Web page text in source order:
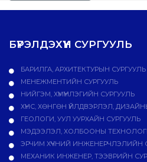
БҮРЭЛДЭХҮҮН СУРГУУЛЬ
БАРИЛГА, АРХИТЕКТУРЫН СУРГУУЛЬ
МЕНЕЖМЕНТИЙН СУРГУУЛЬ
НИЙГЭМ, ХҮМҮҮНЛЭГИЙН СУРГУУЛЬ
ХҮНС, ХӨНГӨН ҮЙЛДВЭРЛЭЛ,
ГЕОЛОГИ, УУЛ УУРХАЙН СУРГУУЛЬ
МЭДЭЭЛЭЛ, ХОЛБООНЫ
ЭРЧИМ ХҮЧНИЙ ИНЖЕНЕРЧЛЭЛИЙН
МЕХАНИК ИНЖЕНЕР, ТЭЭВРИЙН